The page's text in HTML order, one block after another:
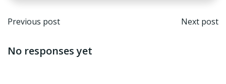
Post
navigation
Previous post
Post
Next post
No responses yet